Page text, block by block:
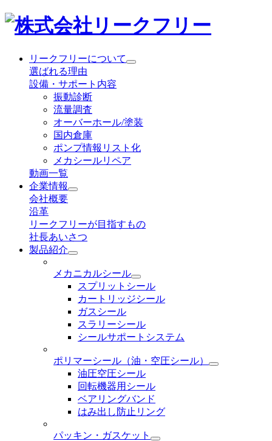
リークフリーについて
選ばれる理由
設備・サポート内容
振動診断
流量調査
オーバーホール/塗装
国内倉庫
ポンプ情報リスト化
メカシールリペア
動画一覧
企業情報
会社概要
沿革
リークフリーが目指すもの
社長あいさつ
製品紹介
メカニカルシール
スプリットシール
カートリッジシール
ガスシール
スラリーシール
シールサポートシステム
ポリマーシール （油・空圧シール）
油圧空圧シール
回転機器用シール
ベアリングバンド
はみ出し防止リング
パッキン・ガスケット